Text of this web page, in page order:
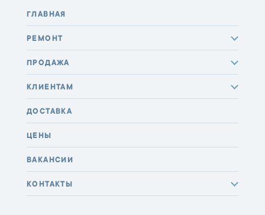
ГЛАВНАЯ
РЕМОНТ
ПРОДАЖА
КЛИЕНТАМ
ДОСТАВКА
ЦЕНЫ
ВАКАНСИИ
КОНТАКТЫ